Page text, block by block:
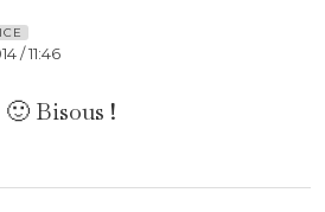
/ 11:46
Bisous !